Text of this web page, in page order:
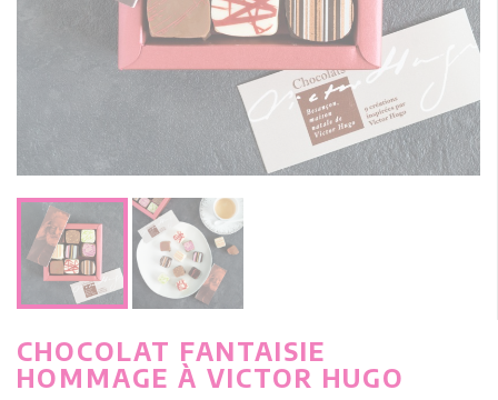
CHOCOLAT FANTAISIE
HOMMAGE À VICTOR HUGO